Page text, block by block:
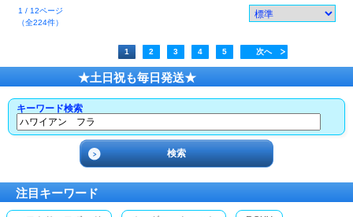
1 / 12ページ
（全224件）
1 2 3 4 5 次へ
★土日祝も毎日発送★
キーワード検索
注目キーワード